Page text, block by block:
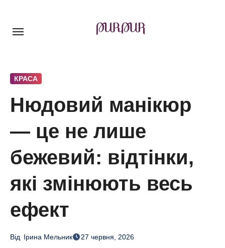
контенту
КРАСА
Нюдовий манікюр
— це не лише
бежевий: відтінки,
які змінюють весь
ефект
Від Ірина Мельник 27 червня, 2026